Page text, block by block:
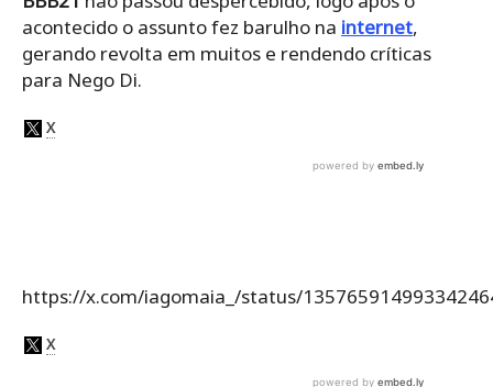
acontecido o assunto fez barulho na internet,
gerando revolta em muitos e rendendo críticas
para Nego Di.
https://x.com/iagomaia_/status/